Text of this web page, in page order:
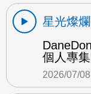
星光燦爛
個人專
2026/07/08